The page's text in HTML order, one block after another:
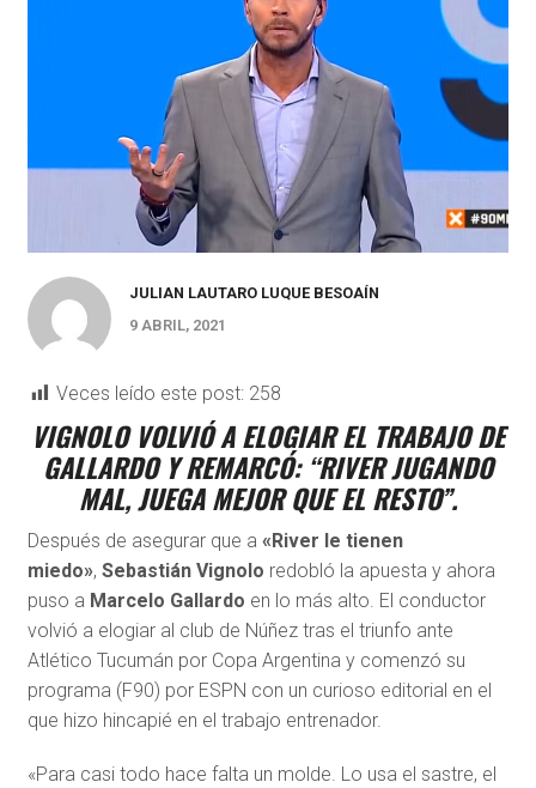
JULIAN LAUTARO LUQUE BESOAÍN
9 ABRIL, 2021
Veces leído este post: 258
VIGNOLO VOLVIÓ A ELOGIAR EL TRABAJO DE
GALLARDO Y REMARCÓ: “RIVER JUGANDO
MAL, JUEGA MEJOR QUE EL RESTO”.
Después de asegurar que a «River le tienen
miedo», Sebastián Vignolo redobló la apuesta y ahora
puso a Marcelo Gallardo en lo más alto. El conductor
volvió a elogiar al club de Núñez tras el triunfo ante
Atlético Tucumán por Copa Argentina y comenzó su
programa (F90) por ESPN con un curioso editorial en el
que hizo hincapié en el trabajo entrenador.
«Para casi todo hace falta un molde. Lo usa el sastre, el